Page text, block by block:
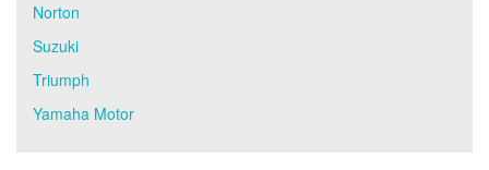
Norton
Suzuki
Triumph
Yamaha Motor